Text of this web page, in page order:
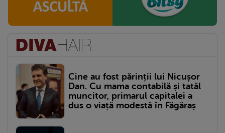
Cine au fost părinții lui Nicușor
Dan. Cu mama contabilă și tatăl
muncitor, primarul capitalei a
dus o viață modestă în Făgăraș